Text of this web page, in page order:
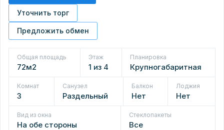
Уточнить торг
Предложить обмен
Общая площадь
72м2
Этаж
1 из 4
Планировка
Крупногабаритная
Комнат
3
Санузел
Раздельный
Балкон
Нет
Лоджия
Нет
Вид из окна
На обе стороны
Стеклопакеты
Все